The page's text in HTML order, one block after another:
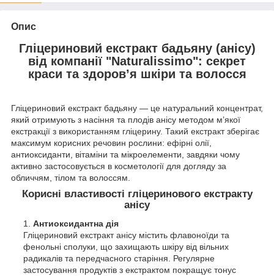
Опис
Гліцериновий екстракт бадьяну (анісу)
від компанії "Naturalissimo": секрет
краси та здоров’я шкіри та волосся
Гліцериновий екстракт бадьяну — це натуральний концентрат,
який отримують з насіння та плодів анісу методом м’якої
екстракції з використанням гліцерину. Такий екстракт зберігає
максимум корисних речовин рослини: ефірні олії,
антиоксиданти, вітаміни та мікроелементи, завдяки чому
активно застосовується в косметології для догляду за
обличчям, тілом та волоссям.
Корисні властивості гліцеринового екстракту
анісу
Антиоксидантна дія
Гліцериновий екстракт анісу містить флавоноїди та
фенольні сполуки, що захищають шкіру від вільних
радикалів та передчасного старіння. Регулярне
застосування продуктів з екстрактом покращує тонус